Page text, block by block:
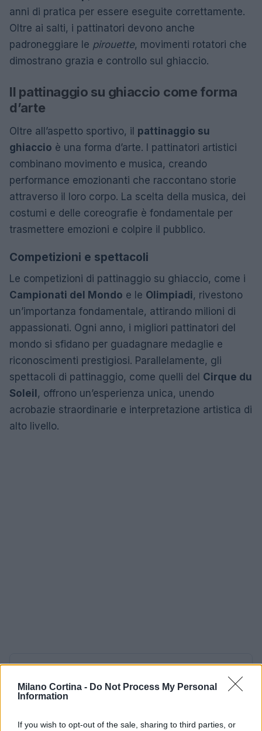
Milano Cortina - Do Not Process My Personal
Information
If you wish to opt-out of the sale, sharing to third parties, or
anni di pratica per essere eseguite correttamente.
Oltre ai salti, i pattinatori devono anche
padroneggiare le pirouette, movimenti rotatori che
dimostrano grazia e controllo sul ghiaccio.
Il pattinaggio su ghiaccio come forma
d’arte
Oltre all’aspetto sportivo, il pattinaggio su
ghiaccio è una forma d’arte. I pattinatori artistici
combinano movimento e musica, creando
performance emozionanti che raccontano storie
attraverso il loro corpo. La scelta della musica, dei
costumi e delle coreografie è fondamentale per
trasmettere emozioni e colpire il pubblico.
Competizioni e spettacoli
Le competizioni di pattinaggio su ghiaccio, come i
Campionati del Mondo e le Olimpiadi, rivestono
un’importanza fondamentale, attirando milioni di
appassionati. Ogni anno, i migliori pattinatori del
mondo si sfidano per guadagnare medaglie e
riconoscimenti prestigiosi. Parallelamente, gli
spettacoli di pattinaggio, come quelli del Cirque du
Soleil, offrono un’esperienza unica, unendo
acrobazie straordinarie e interpretazione artistica di
alto livello.
AiAdhubMedia